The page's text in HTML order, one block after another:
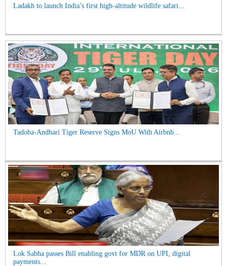
Ladakh to launch India’s first high-altitude wildlife safari...
Tadoba-Andhari Tiger Reserve Signs MoU With Airbnb...
Lok Sabha passes Bill enabling govt for MDR on UPI, digital
payments...